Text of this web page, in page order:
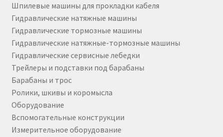
Шпилевые машины для прокладки кабеля
Гидравлические натяжные машины
Гидравлические тормозные машины
Гидравлические натяжные-тормозные машины
Гидравлические сервисные лебедки
Трейлеры и подставки под барабаны
Барабаны и трос
Ролики, шкивы и коромысла
Оборудование
Вспомогательные конструкции
Измерительное оборудование